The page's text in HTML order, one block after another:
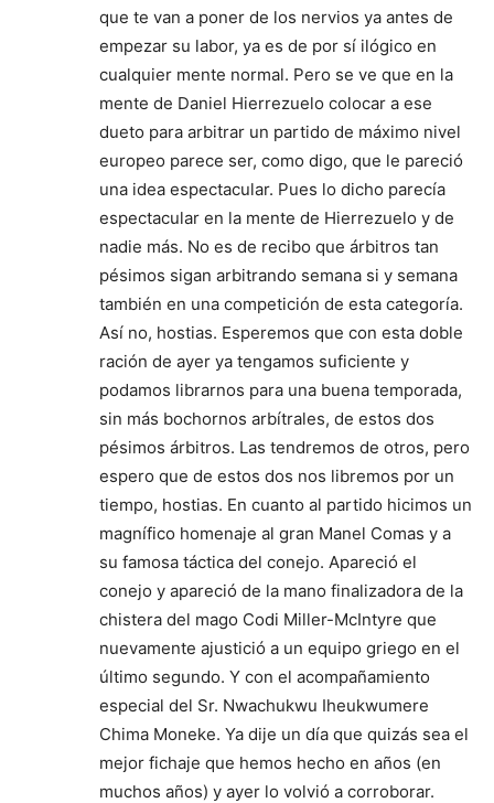
que te van a poner de los nervios ya antes de
empezar su labor, ya es de por sí ilógico en
cualquier mente normal. Pero se ve que en la
mente de Daniel Hierrezuelo colocar a ese
dueto para arbitrar un partido de máximo nivel
europeo parece ser, como digo, que le pareció
una idea espectacular. Pues lo dicho parecía
espectacular en la mente de Hierrezuelo y de
nadie más. No es de recibo que árbitros tan
pésimos sigan arbitrando semana si y semana
también en una competición de esta categoría.
Así no, hostias. Esperemos que con esta doble
ración de ayer ya tengamos suficiente y
podamos librarnos para una buena temporada,
sin más bochornos arbítrales, de estos dos
pésimos árbitros. Las tendremos de otros, pero
espero que de estos dos nos libremos por un
tiempo, hostias. En cuanto al partido hicimos un
magnífico homenaje al gran Manel Comas y a
su famosa táctica del conejo. Apareció el
conejo y apareció de la mano finalizadora de la
chistera del mago Codi Miller-McIntyre que
nuevamente ajustició a un equipo griego en el
último segundo. Y con el acompañamiento
especial del Sr. Nwachukwu Iheukwumere
Chima Moneke. Ya dije un día que quizás sea el
mejor fichaje que hemos hecho en años (en
muchos años) y ayer lo volvió a corroborar.